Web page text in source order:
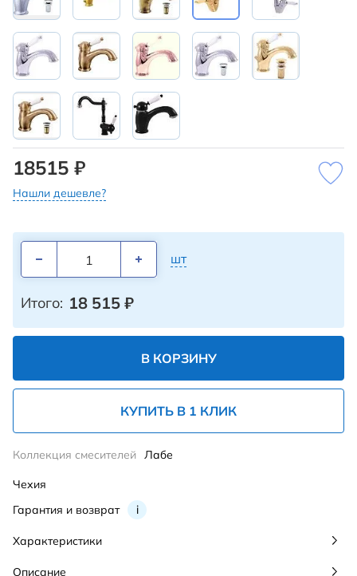
18515 ₽
Нашли дешевле?
шт
Итого: 18 515 ₽
В КОРЗИНУ
КУПИТЬ В 1 КЛИК
Гарантия и возврат i
Коллекция смесителей Лабе
Чехия
Характеристики
Описание